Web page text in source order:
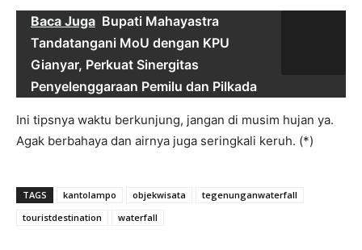
Baca Juga Bupati Mahayastra
Tandatangani MoU dengan KPU
Gianyar, Perkuat Sinergitas
Penyelenggaraan Pemilu dan Pilkada
Ini tipsnya waktu berkunjung, jangan di musim hujan ya.
Agak berbahaya dan airnya juga seringkali keruh. (*)
TAGS kantolampo objekwisata
tegenunganwaterfall
touristdestination
waterfall